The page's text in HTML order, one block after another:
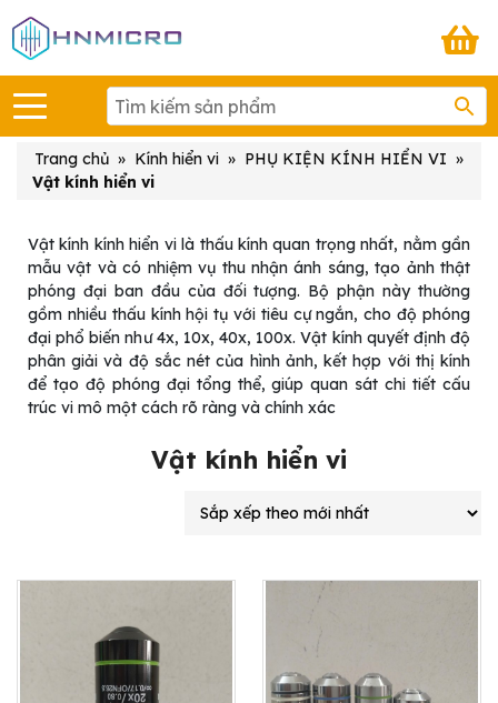
Trang chủ » Kính hiển vi » PHỤ KIỆN KÍNH HIỂN VI »
Vật kính hiển vi
Vật kính kính hiển vi là thấu kính quan trọng nhất, nằm gần
mẫu vật và có nhiệm vụ thu nhận ánh sáng, tạo ảnh thật
phóng đại ban đầu của đối tượng. Bộ phận này thường
gồm nhiều thấu kính hội tụ với tiêu cự ngắn, cho độ phóng
đại phổ biến như 4x, 10x, 40x, 100x. Vật kính quyết định độ
phân giải và độ sắc nét của hình ảnh, kết hợp với thị kính
để tạo độ phóng đại tổng thể, giúp quan sát chi tiết cấu
trúc vi mô một cách rõ ràng và chính xác
Vật kính hiển vi